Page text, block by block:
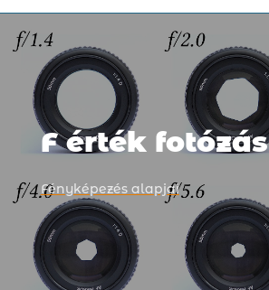
F érték fotózás
Fényképezés alapjai